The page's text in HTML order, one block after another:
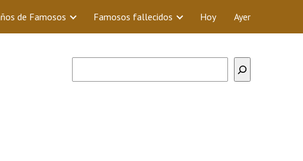
de Famosos Famosos fallecidos Hoy Ayer